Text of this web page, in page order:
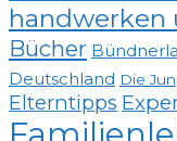
handwerken
Bücher
Deutschland Die
Elterntipps